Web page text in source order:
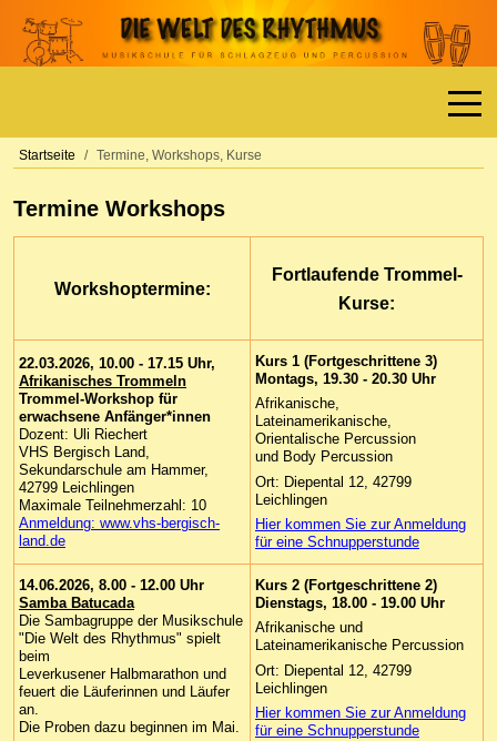
Off-
Startseite Termine, Workshops, Kurse
Termine Workshops
Workshoptermine:
Fortlaufende Trommel-
Kurse:
22.03.2026, 10.00 - 17.15 Uhr,
Afrikanisches Trommeln
Trommel-Workshop für
erwachsene Anfänger*innen
Dozent: Uli Riechert
VHS Bergisch Land,
Sekundarschule am Hammer,
42799 Leichlingen
Maximale Teilnehmerzahl: 10
Anmeldung: www.vhs-bergisch-
land.de
Kurs 1 (Fortgeschrittene 3)
Montags, 19.30 - 20.30 Uhr
Afrikanische,
Lateinamerikanische,
Orientalische Percussion
und Body Percussion
Ort: Diepental 12, 42799
Leichlingen
Hier kommen Sie zur Anmeldung
für eine Schnupperstunde
14.06.2026, 8.00 - 12.00 Uhr
Samba Batucada
Die Sambagruppe der Musikschule
"Die Welt des Rhythmus" spielt
beim
Leverkusener Halbmarathon und
feuert die Läuferinnen und Läufer
an.
Die Proben dazu beginnen im Mai.
Kurs 2 (Fortgeschrittene 2)
Dienstags, 18.00 - 19.00 Uhr
Afrikanische und
Lateinamerikanische Percussion
Ort: Diepental 12, 42799
Leichlingen
Hier kommen Sie zur Anmeldung
für eine Schnupperstunde